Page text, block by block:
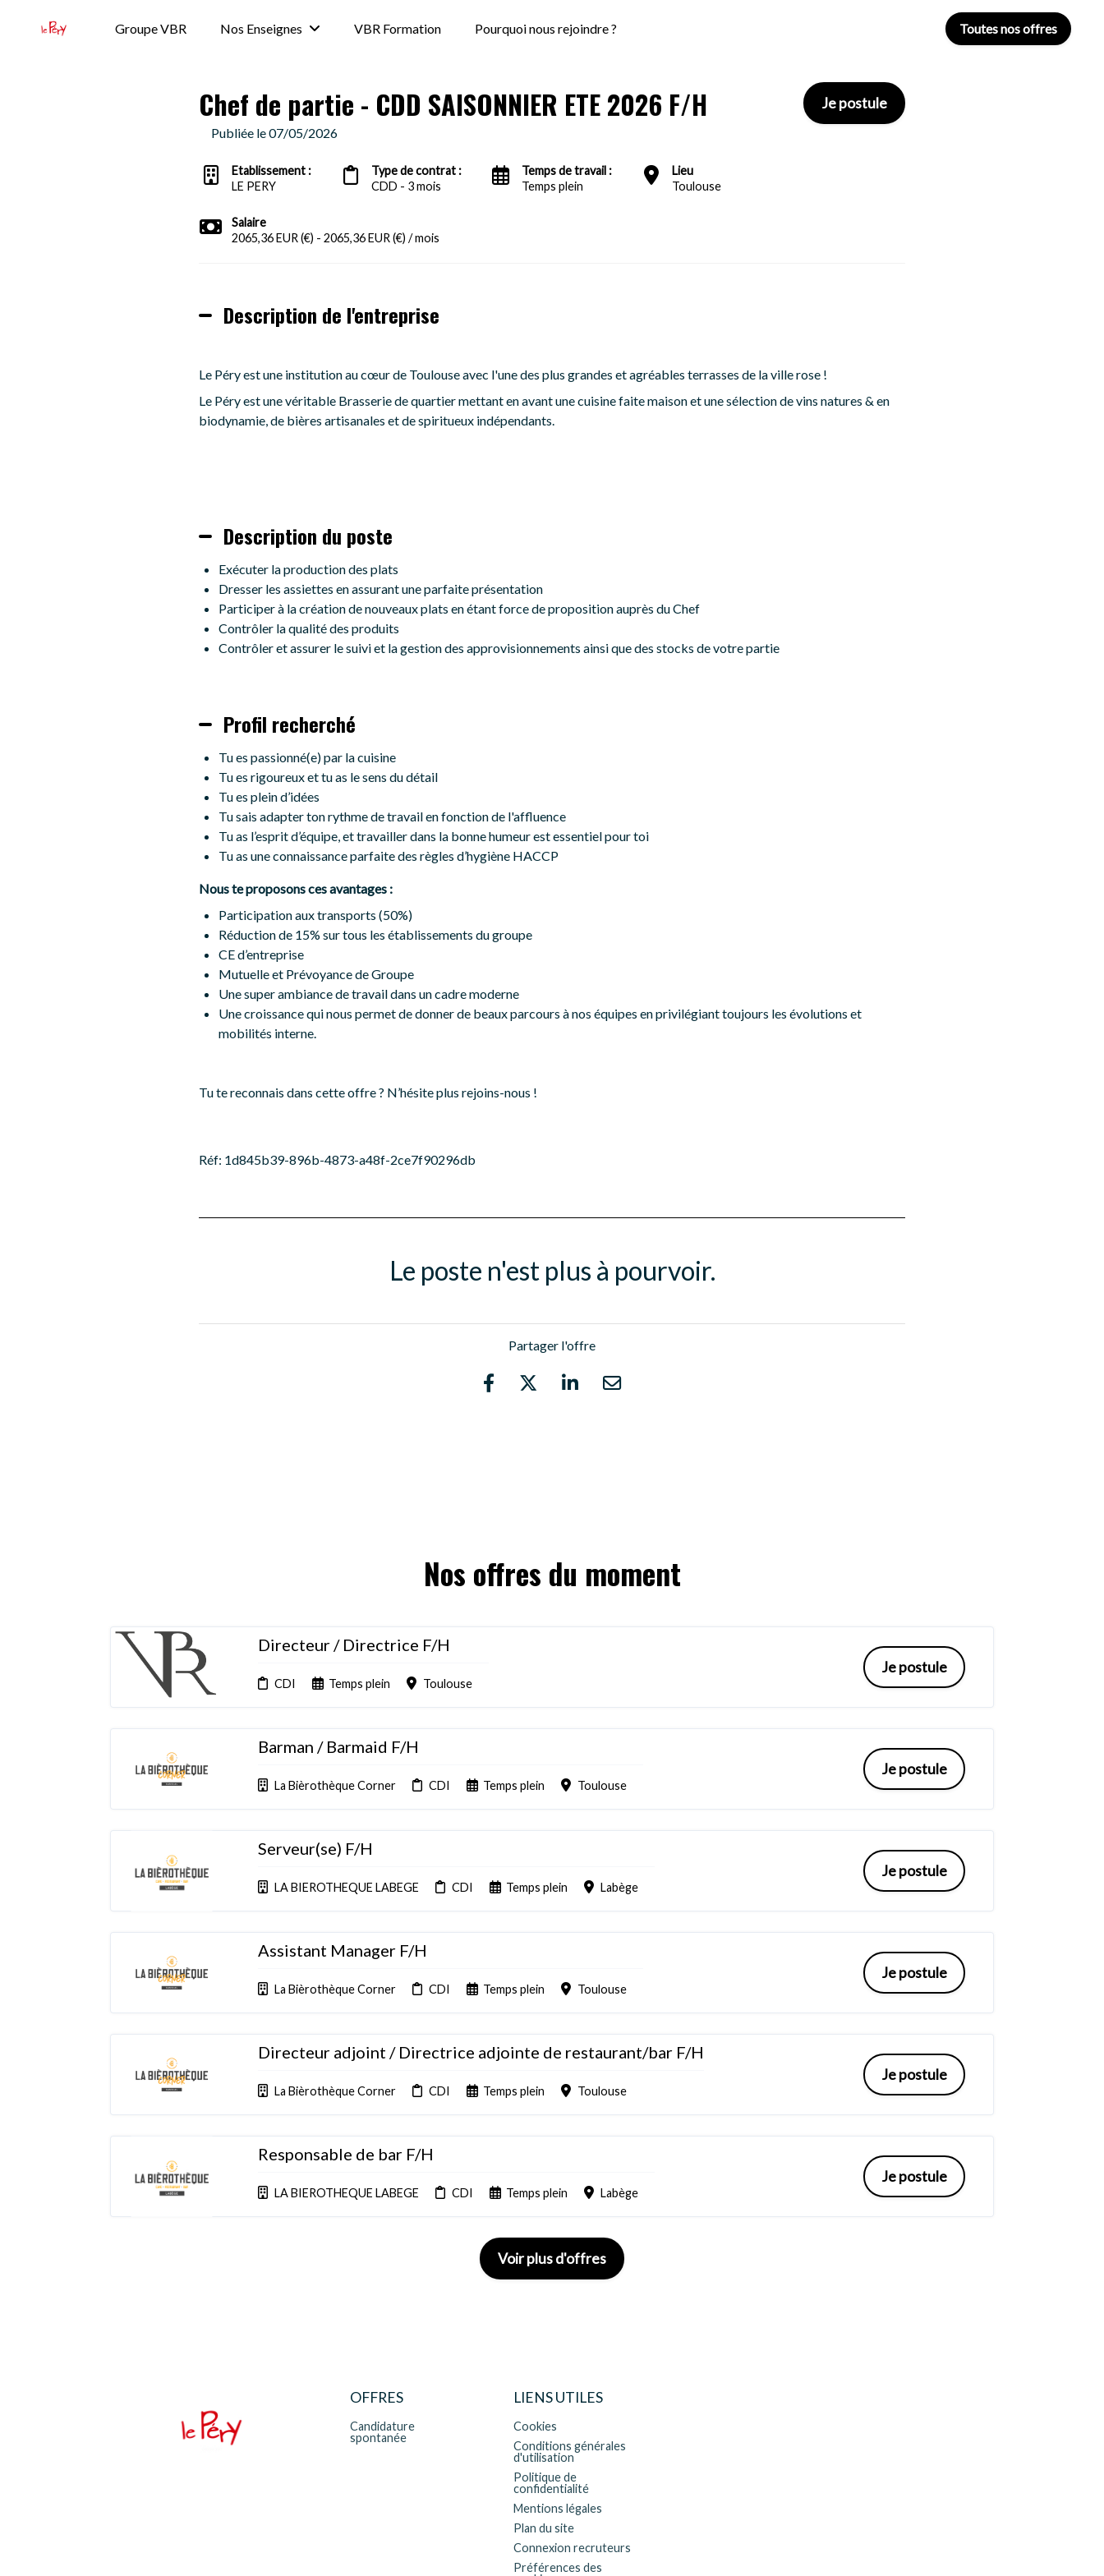
Groupe VBR Nos Enseignes VBR Formation Pourquoi nous rejoindre ? Toutes nos offres
Chef de partie - CDD SAISONNIER ETE 2026 F/H Je postule
Publiée le 07/05/2026
Etablissement :
LE PERY
Type de contrat :
CDD - 3 mois
Temps de travail :
Temps plein
Lieu
Toulouse
Salaire
2065,36 EUR (€) - 2065,36 EUR (€) / mois
Description de l'entreprise
Le Péry est une institution au cœur de Toulouse avec l'une des plus grandes et agréables terrasses de la ville rose !
Le Péry est une véritable Brasserie de quartier mettant en avant une cuisine faite maison et une sélection de vins natures & en
biodynamie, de bières artisanales et de spiritueux indépendants.
Description du poste
Exécuter la production des plats
Dresser les assiettes en assurant une parfaite présentation
Participer à la création de nouveaux plats en étant force de proposition auprès du Chef
Contrôler la qualité des produits
Contrôler et assurer le suivi et la gestion des approvisionnements ainsi que des stocks de votre partie
Profil recherché
Tu es passionné(e) par la cuisine
Tu es rigoureux et tu as le sens du détail
Tu es plein d’idées
Tu sais adapter ton rythme de travail en fonction de l'affluence
Tu as l’esprit d’équipe, et travailler dans la bonne humeur est essentiel pour toi
Tu as une connaissance parfaite des règles d’hygiène HACCP
Nous te proposons ces avantages :
Participation aux transports (50%)
Réduction de 15% sur tous les établissements du groupe
CE d’entreprise
Mutuelle et Prévoyance de Groupe
Une super ambiance de travail dans un cadre moderne
Une croissance qui nous permet de donner de beaux parcours à nos équipes en privilégiant toujours les évolutions et
mobilités interne.
Tu te reconnais dans cette offre ? N’hésite plus rejoins-nous !
Réf: 1d845b39-896b-4873-a48f-2ce7f90296db
Le poste n'est plus à pourvoir.
Partager l'offre
Nos offres du moment
Directeur / Directrice F/H
CDI Temps plein Toulouse
Je postule
Barman / Barmaid F/H
La Bièrothèque Corner CDI Temps plein Toulouse
Je postule
Serveur(se) F/H
LA BIEROTHEQUE LABEGE CDI Temps plein Labège
Je postule
Assistant Manager F/H
La Bièrothèque Corner CDI Temps plein Toulouse
Je postule
Directeur adjoint / Directrice adjointe de restaurant/bar F/H
La Bièrothèque Corner CDI Temps plein Toulouse
Je postule
Responsable de bar F/H
LA BIEROTHEQUE LABEGE CDI Temps plein Labège
Je postule
Voir plus d'offres
OFFRES
Candidature
spontanée
LIENS UTILES
Cookies
Conditions générales
d'utilisation
Politique de
confidentialité
Mentions légales
Plan du site
Connexion recruteurs
Préférences des